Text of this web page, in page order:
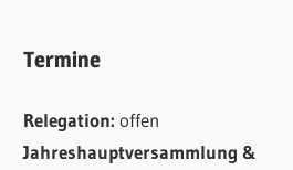
Termine
Relegation:offen
Jahreshauptversammlung &